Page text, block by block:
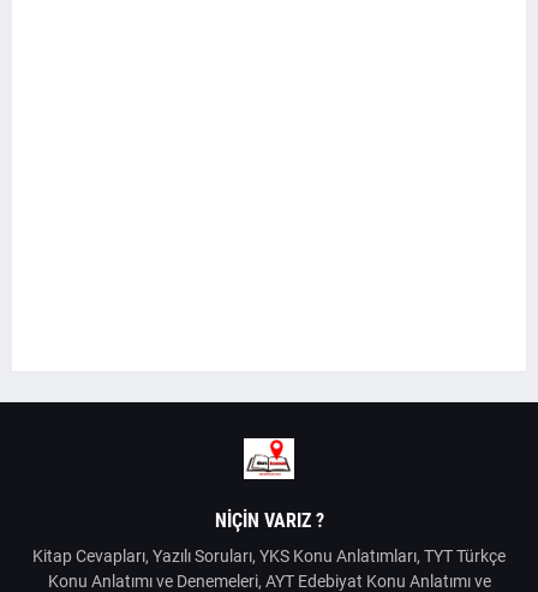
NIÇIN VARIZ ?
Kitap Cevapları, Yazılı Soruları, YKS Konu Anlatımları, TYT Türkçe
Konu Anlatımı ve Denemeleri, AYT Edebiyat Konu Anlatımı ve